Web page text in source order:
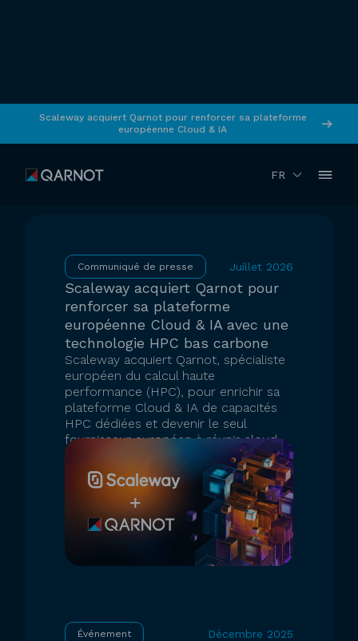
Scaleway acquiert Qarnot pour renforcer sa plateforme
européenne Cloud & IA
FR
Communiqué de presse Juillet 2026
Scaleway acquiert Qarnot pour
renforcer sa plateforme
européenne Cloud & IA avec une
technologie HPC bas carbone
Scaleway acquiert Qarnot, spécialiste
européen du calcul haute
performance (HPC), pour enrichir sa
plateforme Cloud & IA de capacités
HPC dédiées et devenir le seul
fournisseur européen à réunir cloud,
IA et HPC sur une plateforme unique.
EN SAVOIR PLUS
Événement Décembre 2025